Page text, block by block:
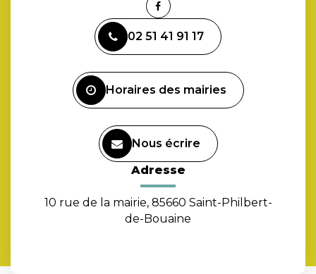
Lien
le
compte
02 51 41 91 17
Horaires des mairies
Nous écrire
Adresse
10 rue de la mairie, 85660 Saint-Philbert-
de-Bouaine